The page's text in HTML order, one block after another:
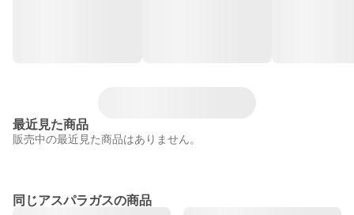
最近見た商品
販売中の最近見た商品はありません。
同じアスパラガスの商品